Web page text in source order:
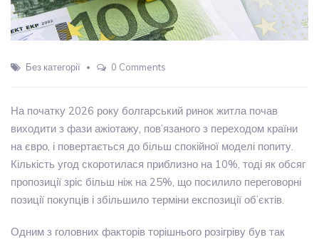
Без категорії 0 Comments
На початку 2026 року болгарський ринок житла почав
виходити з фази ажіотажу, пов’язаного з переходом країни
на євро, і повертається до більш спокійної моделі попиту.
Кількість угод скоротилася приблизно на 10%, тоді як обсяг
пропозиції зріс більш ніж на 25%, що посилило переговорні
позиції покупців і збільшило терміни експозиції об’єктів.
Одним з головних факторів торішнього розігріву був так